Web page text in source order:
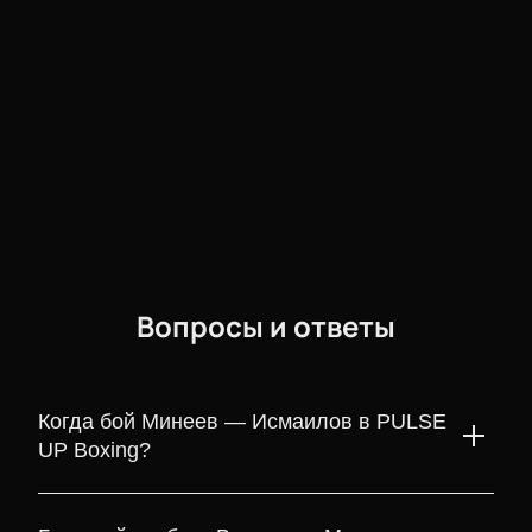
Вопросы и ответы
Когда бой Минеев — Исмаилов в PULSE
UP Boxing?